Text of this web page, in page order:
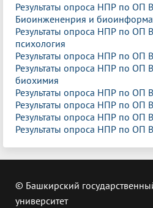
Результаты опроса НПР по ОП
Биоинжененрия и
Результаты опроса НПР по ОП
психология
Результаты опроса НПР по ОП
Результаты опроса НПР по ОП
биохимия
Результаты опроса НПР по ОП
Результаты опроса НПР по ОП
Результаты опроса НПР по ОП
Результаты опроса НПР по ОП
© Башкирский
университет